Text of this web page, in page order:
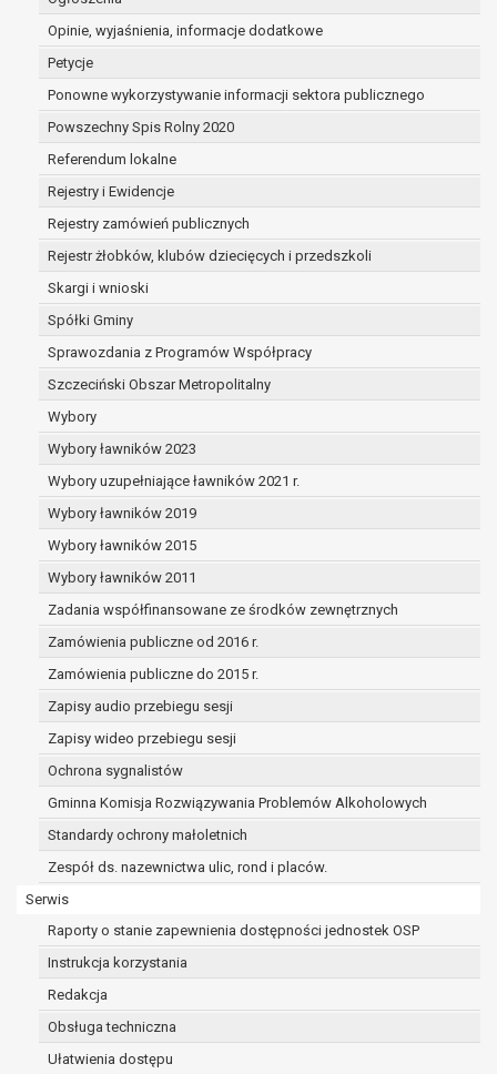
Opinie, wyjaśnienia, informacje dodatkowe
Petycje
Ponowne wykorzystywanie informacji sektora publicznego
Powszechny Spis Rolny 2020
Referendum lokalne
Rejestry i Ewidencje
Rejestry zamówień publicznych
Rejestr żłobków, klubów dziecięcych i przedszkoli
Skargi i wnioski
Spółki Gminy
Sprawozdania z Programów Współpracy
Szczeciński Obszar Metropolitalny
Wybory
Wybory ławników 2023
Wybory uzupełniające ławników 2021 r.
Wybory ławników 2019
Wybory ławników 2015
Wybory ławników 2011
Zadania współfinansowane ze środków zewnętrznych
Zamówienia publiczne od 2016 r.
Zamówienia publiczne do 2015 r.
Zapisy audio przebiegu sesji
Zapisy wideo przebiegu sesji
Ochrona sygnalistów
Gminna Komisja Rozwiązywania Problemów Alkoholowych
Standardy ochrony małoletnich
Zespół ds. nazewnictwa ulic, rond i placów.
Serwis
Raporty o stanie zapewnienia dostępności jednostek OSP
Instrukcja korzystania
Redakcja
Obsługa techniczna
Ułatwienia dostępu
dane są nieprawidłowe lub
niekompletne;
osobowych (tzw. prawo do bycia
zapomnianym) na podstawie art. 17 RODO,
w przypadku gdy:
dane nie są już niezbędne do celów,
sposób przetwarzane,
osoba, której dane dotyczą, wniosła
sprzeciw wobec przetwarzania
osoba, której dane dotyczą wycofała
osobowych, która jest podstawą
przetwarzania danych i nie ma innej
podstawy prawnej przetwarzania
dane osobowe przetwarzane są
niezgodnie z prawem,
dane osobowe muszą być usunięte w
celu wywiązania się z obowiązku
wynikającego z przepisów prawa;
prawo do żądania ograniczenia
przetwarzania danych osobowych na
podstawie art. 18 RODO, w przypadku gdy:
osoba, której dane dotyczą
kwestionuje prawidłowość danych
osobowych – na okres pozwalający
administratorowi sprawdzić
prawidłowość tych danych,
przetwarzanie danych jest niezgodne
z prawem, a osoba, której dane
dotyczą, sprzeciwia się usunięciu
danych, żądając w zamian ich
ograniczenia,
której dane dotyczą, potrzebuje ich do
ustalenia, obrony lub dochodzenia
osoba, której dane dotyczą, wniosła
sprzeciw wobec przetwarzania
danych - do czasu ustalenia czy